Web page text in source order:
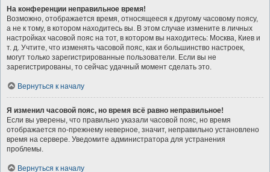
На конференции неправильное время!
Возможно, отображается время, относящееся к другому часовому поясу,
а не к тому, в котором находитесь вы. В этом случае измените в личных
настройках часовой пояс на тот, в котором вы находитесь: Москва, Киев и
т. д. Учтите, что изменять часовой пояс, как и большинство настроек,
могут только зарегистрированные пользователи. Если вы не
зарегистрированы, то сейчас удачный момент сделать это.
Вернуться к началу
Я изменил часовой пояс, но время всё равно неправильное!
Если вы уверены, что правильно указали часовой пояс, но время
отображается по-прежнему неверное, значит, неправильно установлено
время на сервере. Уведомите администратора для устранения
проблемы.
Вернуться к началу